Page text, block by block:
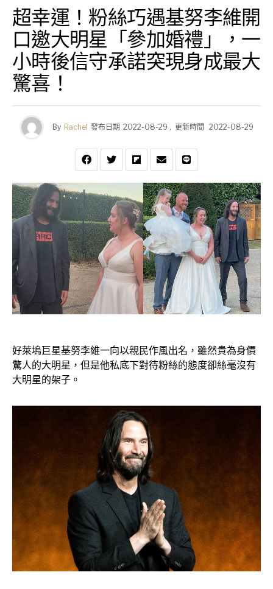
超幸運！粉絲巧遇基努李維開
口邀大明星「參加婚禮」，一
小時後信守承諾突現身成最大
驚喜！
By Rachel 發布日期 2022-08-29 , 更新時間 2022-08-29
好萊塢巨星基努李維一向以親民作風出名，雖然貴為身價
驚人的大明星，但是他私底下對待粉絲的態度卻絲毫沒有
大明星的架子。